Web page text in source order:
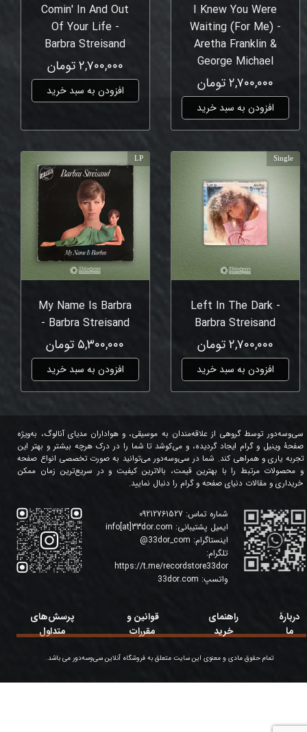
I Knew You Were
Waiting (For Me) -
Aretha Franklin &
George Michael
۲,۷۰۰,۰۰۰ تومان
افزودن به سبد خرید
Comin' In And Out
Of Your Life -
Barbra Streisand
۲,۷۰۰,۰۰۰ تومان
افزودن به سبد خرید
Left In The Dark -
Barbra Streisand
۲,۷۰۰,۰۰۰ تومان
افزودن به سبد خرید
Single
My Name Is Barbra
- Barbra Streisand
۵,۳۰۰,۰۰۰ تومان
افزودن به سبد خرید
LP
شماره تماس:
ایمیل پشتیبانی: info[at]33dor.com
اینستاگرام: 33dor_com
@
تلگرام:
https://t.me/recordstore33dor
واتسپ: 33dor.com
سی‌وسه‌دور توسط گروهی از علاقه‌مندان به موسیقی، و هواداران مدیای آنالوگ، به‌ویژه
صفحۀ وینیل و گرام ایجاد گردیده، و می‌کوشد تا شما را در درک هرچه بیشتر و بهتر این
تجربه یاری و همراهی کند. شما در سی‌وسه‌دور می‌توانید به صورت تخصصی انواع صفحه
و محصولات مرتبط را با بهترین قیمت، بالاترین کیفیت و در سریع‌ترین زمان ممکن
خریداری و مقالات دنیای صفحه و گرام را دنبال نمایید.
تمام حقوق مادی و معنوی این سایت متعلق به فروشگاه آنلاین سی‌وسه‌دور می باشد.
دربارۀ
ما
قوانین و
مقررات
پرسش‌های
متداول
راهنمای
خرید